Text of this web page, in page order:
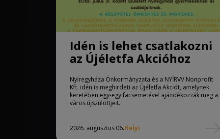
Idén is lehet csatlakozni
az Újéletfa Akcióhoz
Nyíregyháza Önkormányzata és a NYÍRVV Nonprofit
Kft. idén is meghirdeti az Újéletfa Akciót, amelynek
keretében egy-egy facsemetével ajándékozzák meg a
város újszülöttjeit.
2026. augusztus 06.Helyi